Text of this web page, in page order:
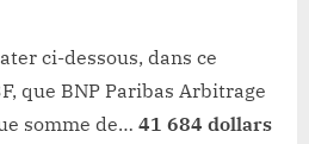
ci-dessous, dans ce
que BNP Paribas Arbitrage
somme de… 41 684 dollars